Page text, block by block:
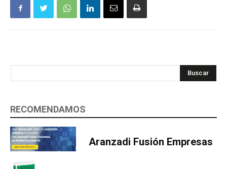
Buscar
RECOMENDAMOS
Aranzadi Fusión Empresas